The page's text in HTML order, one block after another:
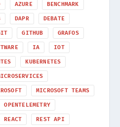
AZURE BENCHMARK
DAPR DEBATE
GITHUB GRAFOS
IA IOT
KUBERNETES
MICROSOFT TEAMS
OPENTELEMETRY
REACT REST API